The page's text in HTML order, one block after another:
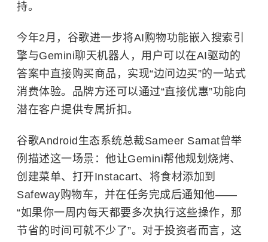
持。
今年2月，谷歌进一步将AI购物功能嵌入搜索引
擎与Gemini聊天机器人，用户可以在AI驱动的
答案中直接购买商品，实现“边问边买”的一站式
消费体验。品牌方还可以通过“直接优惠”功能向
潜在客户提供专属折扣。
谷歌Android生态系统总裁Sameer Samat曾举
例描述这一场景：他让Gemini帮他规划烧烤、
创建菜单、打开Instacart、将食材添加到
Safeway购物车，并在任务完成后通知他——
“如果你一周内每天都要多次执行这些操作，那
节省的时间可就不少了”。对于投资者而言，这